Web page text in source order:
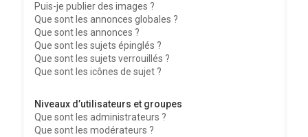
Puis-je publier des images ?
Que sont les annonces globales ?
Que sont les annonces ?
Que sont les sujets épinglés ?
Que sont les sujets verrouillés ?
Que sont les icônes de sujet ?
Niveaux d’utilisateurs et groupes
Que sont les administrateurs ?
Que sont les modérateurs ?